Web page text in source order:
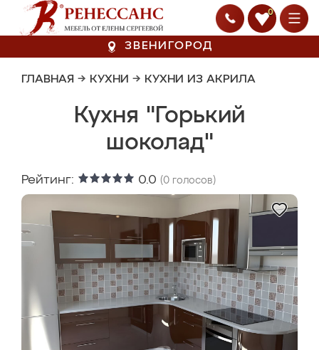
0
ЗВЕНИГОРОД
ГЛАВНАЯ → КУХНИ → КУХНИ ИЗ АКРИЛА
Кухня "Горький
шоколад"
Рейтинг: 0.0 (0 голосов)